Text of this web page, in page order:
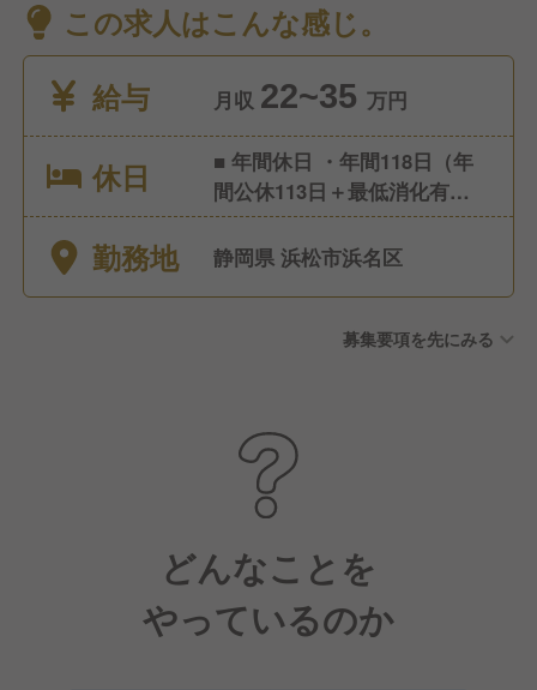
この求人はこんな感じ。
給与
月収 22~35 万円
休日
■ 年間休日 ・年間118日（年
間公休113日＋最低消化有給5
日） ・1ヶ月9休制（※2月のみ
8休） ・大晦日元旦は原則全
勤務地 静岡県 浜松市浜名区
募集要項を先にみる
どんなことを
やっているのか